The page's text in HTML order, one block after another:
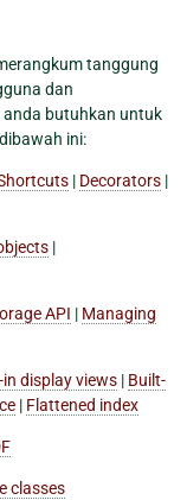
tanggung
dan
anda butuhkan untuk
ini:
| Decorators |
|
API | Managing
in display views | Built-
| Flattened index
classes